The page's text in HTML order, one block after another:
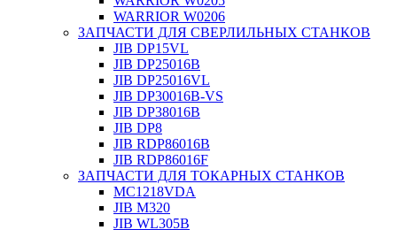
WARRIOR W0206
ЗАПЧАСТИ ДЛЯ СВЕРЛИЛЬНЫХ СТАНКОВ
JIB DP15VL
JIB DP25016B
JIB DP25016VL
JIB DP30016B-VS
JIB DP38016B
JIB DP8
JIB RDP86016B
JIB RDP86016F
ЗАПЧАСТИ ДЛЯ ТОКАРНЫХ СТАНКОВ
MC1218VDA
JIB M320
JIB WL305B